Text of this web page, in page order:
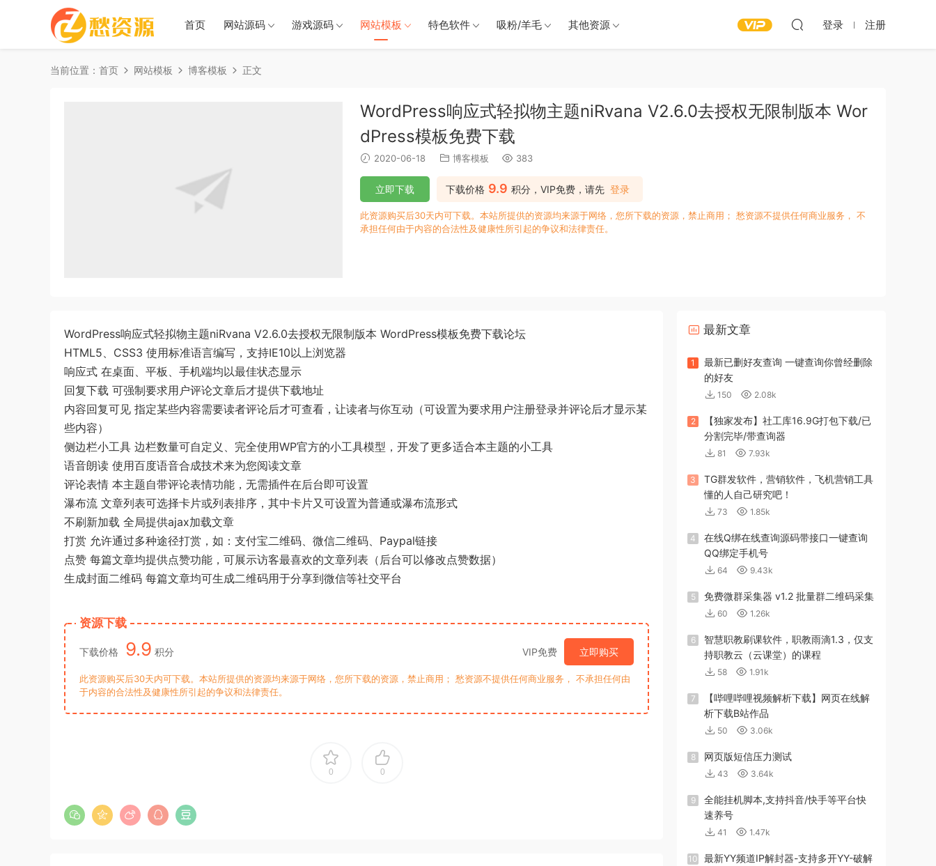
首页 网站源码 游戏源码 网站模板 特色软件 吸粉/羊毛 其他资源 登录 注册
当前位置： 首页 网站模板 博客模板 正文
WordPress响应式轻拟物主题niRvana V2.6.0去授权无限制版本 Wor
dPress模板免费下载
2020-06-18 博客模板 383
下载价格 9.9 积分，VIP免费，请先 登录
立即下载
此资源购买后30天内可下载。本站所提供的资源均来源于网络，您所下载的资源，禁止商用； 愁资源不提供任何商业服务， 不
承担任何由于内容的合法性及健康性所引起的争议和法律责任。
WordPress响应式轻拟物主题niRvana V2.6.0去授权无限制版本 WordPress模板免费下载论坛
HTML5、CSS3 使用标准语言编写，支持IE10以上浏览器
响应式 在桌面、平板、手机端均以最佳状态显示
回复下载 可强制要求用户评论文章后才提供下载地址
内容回复可见 指定某些内容需要读者评论后才可查看，让读者与你互动（可设置为要求用户注册登录并评论后才显示某
些内容）
侧边栏小工具 边栏数量可自定义、完全使用WP官方的小工具模型，开发了更多适合本主题的小工具
语音朗读 使用百度语音合成技术来为您阅读文章
评论表情 本主题自带评论表情功能，无需插件在后台即可设置
瀑布流 文章列表可选择卡片或列表排序，其中卡片又可设置为普通或瀑布流形式
不刷新加载 全局提供ajax加载文章
打赏 允许通过多种途径打赏，如：支付宝二维码、微信二维码、Paypal链接
点赞 每篇文章均提供点赞功能，可展示访客最喜欢的文章列表（后台可以修改点赞数据）
生成封面二维码 每篇文章均可生成二维码用于分享到微信等社交平台
资源下载
下载价格 9.9 积分 VIP免费 立即购买
此资源购买后30天内可下载。本站所提供的资源均来源于网络，您所下载的资源，禁止商用； 愁资源不提供任何商业服务， 不承担任何由
于内容的合法性及健康性所引起的争议和法律责任。
0 0
最新文章
1
最新已删好友查询 一键查询你曾经删除
的好友
150 2.08k
2
【独家发布】社工库16.9G打包下载/已
分割完毕/带查询器
81 7.93k
3
TG群发软件，营销软件，飞机营销工具
懂的人自己研究吧！
73 1.85k
4
在线Q绑在线查询源码带接口一键查询
QQ绑定手机号
64 9.43k
5 免费微群采集器 v1.2 批量群二维码采集
60 1.26k
6
智慧职教刷课软件，职教雨滴1.3，仅支
持职教云（云课堂）的课程
58 1.91k
7
【哔哩哔哩视频解析下载】网页在线解
析下载B站作品
50 3.06k
8 网页版短信压力测试
43 3.64k
9
全能挂机脚本,支持抖音/快手等平台快
速养号
41 1.47k
10
最新YY频道IP解封器-支持多开YY-破解